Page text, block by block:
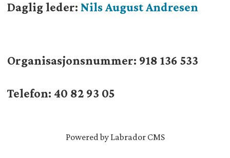
Daglig leder: Nils August Andresen
Organisasjonsnummer: 918 136 533
Telefon: 40 82 93 05
Powered by Labrador CMS